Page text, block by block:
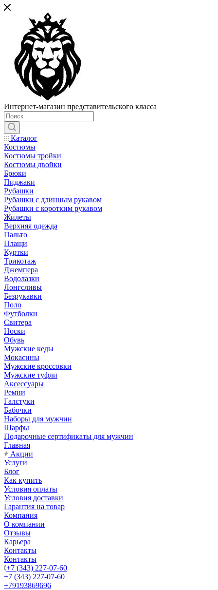
Интернет-магазин представительского класса
Каталог
Костюмы
Костюмы тройки
Костюмы двойки
Брюки
Пиджаки
Рубашки
Рубашки с длинным рукавом
Рубашки с коротким рукавом
Жилеты
Верхняя одежда
Пальто
Плащи
Куртки
Трикотаж
Джемпера
Водолазки
Лонгсливы
Безрукавки
Поло
Футболки
Свитера
Носки
Обувь
Мужские кеды
Мокасины
Мужские кроссовки
Мужские туфли
Аксессуары
Ремни
Галстуки
Бабочки
Наборы для мужчин
Шарфы
Подарочные сертификаты для мужчин
Главная
Акции
Услуги
Блог
Как купить
Условия оплаты
Условия доставки
Гарантия на товар
Компания
О компании
Отзывы
Карьера
Контакты
Контакты
+7 (343) 227-07-60
+7 (343) 227-07-60
+79193869696